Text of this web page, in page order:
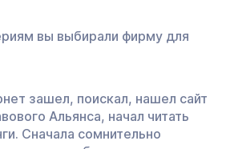
вы выбирали фирму для
зашел, поискал, нашел сайт
Альянса, начал читать
Сначала сомнительно